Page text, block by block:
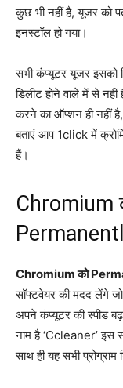
कुछ भी नहीं है, यूजर को
इनस्टॉल हो गया।
सभी कंप्यूटर यूजर इसको
डिलीट होने वाले में से
करने का ऑप्शन ही नहीं
बताएं आप 1click में
हैं।
Chromium
Chromium को
सॉफ्टवेयर की मदद लेंगे
अपने कंप्यूटर की स्पीड
नाम है ‘Ccleaner’ इस
साथ ही यह सभी